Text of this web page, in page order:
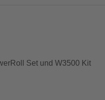
Set und W3500 Kit